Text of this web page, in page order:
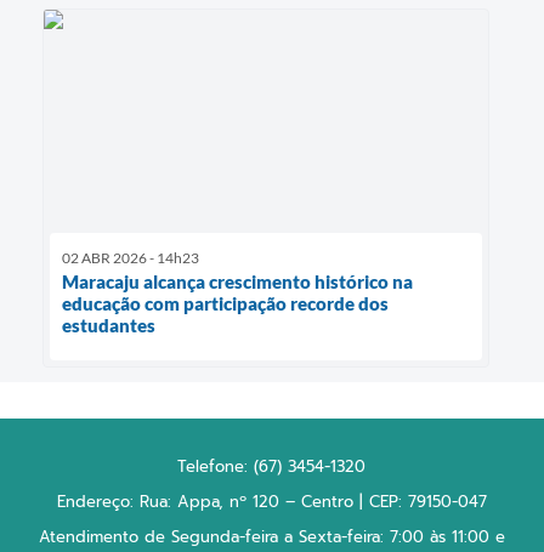
02 ABR 2026 - 14h23
Maracaju alcança crescimento histórico na
educação com participação recorde dos
estudantes
Telefone: (67) 3454-1320
Endereço: Rua: Appa, nº 120 – Centro | CEP: 79150-047
Atendimento de Segunda-feira a Sexta-feira: 7:00 às 11:00 e